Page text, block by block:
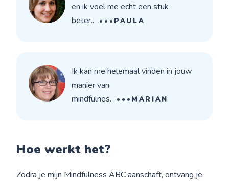
en ik voel me echt een stuk
beter..
•••PAULA
Ik kan me helemaal vinden in jouw
manier van
mindfulnes.
•••MARIAN
Hoe werkt het?
Zodra je mijn Mindfulness ABC aanschaft, ontvang je